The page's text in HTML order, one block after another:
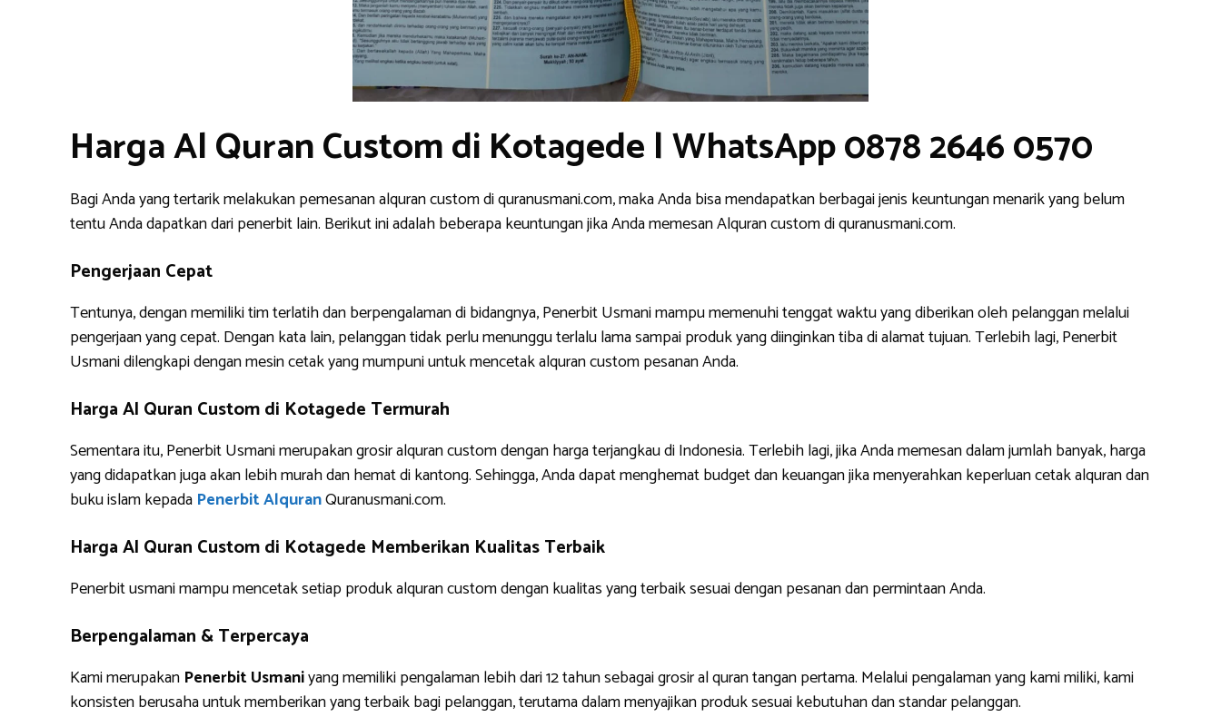
Harga Al Quran Custom di Kotagede | WhatsApp 0878 2646 0570
Bagi Anda yang tertarik melakukan pemesanan alquran custom di quranusmani.com, maka Anda bisa mendapatkan berbagai jenis keuntungan menarik yang belum
tentu Anda dapatkan dari penerbit lain. Berikut ini adalah beberapa keuntungan jika Anda memesan Alquran custom di quranusmani.com.
Pengerjaan Cepat
Tentunya, dengan memiliki tim terlatih dan berpengalaman di bidangnya, Penerbit Usmani mampu memenuhi tenggat waktu yang diberikan oleh pelanggan melalui
pengerjaan yang cepat. Dengan kata lain, pelanggan tidak perlu menunggu terlalu lama sampai produk yang diinginkan tiba di alamat tujuan. Terlebih lagi, Penerbit
Usmani dilengkapi dengan mesin cetak yang mumpuni untuk mencetak alquran custom pesanan Anda.
Harga Al Quran Custom di Kotagede Termurah
Sementara itu, Penerbit Usmani merupakan grosir alquran custom dengan harga terjangkau di Indonesia. Terlebih lagi, jika Anda memesan dalam jumlah banyak, harga
yang didapatkan juga akan lebih murah dan hemat di kantong. Sehingga, Anda dapat menghemat budget dan keuangan jika menyerahkan keperluan cetak alquran dan
buku islam kepada Penerbit AlquranQuranusmani.com.
Harga Al Quran Custom di Kotagede Memberikan Kualitas Terbaik
Penerbit usmani mampu mencetak setiap produk alquran custom dengan kualitas yang terbaik sesuai dengan pesanan dan permintaan Anda.
Berpengalaman & Terpercaya
Kami merupakan Penerbit Usmaniyang memiliki pengalaman lebih dari 12 tahun sebagai grosir al quran tangan pertama. Melalui pengalaman yang kami miliki, kami
konsisten berusaha untuk memberikan yang terbaik bagi pelanggan, terutama dalam menyajikan produk sesuai kebutuhan dan standar pelanggan.